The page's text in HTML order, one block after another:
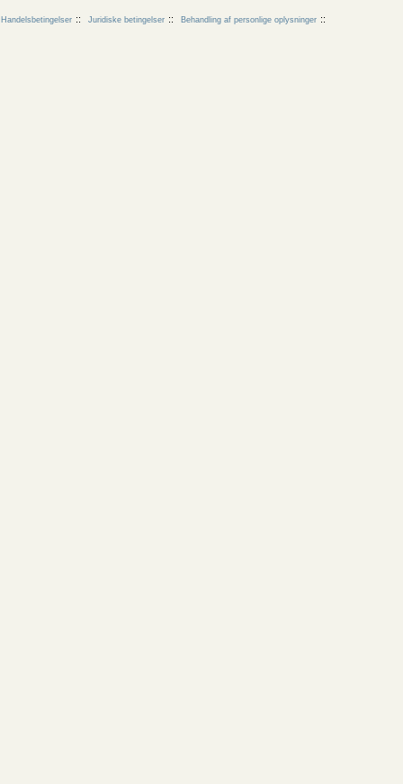
Handelsbetingelser Juridiske betingelser Behandling af personlige oplysninger